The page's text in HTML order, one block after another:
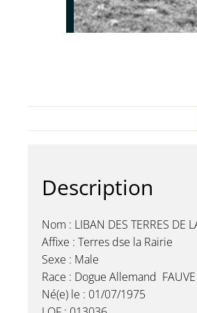
Description
Nom : LIBAN DES TERRES DE
Affixe : Terres dse la Rairie
Sexe : Male
Race : Dogue Allemand
Né(e) le : 01/07/1975